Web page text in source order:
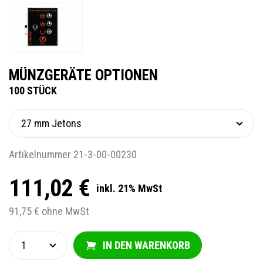
MÜNZGERÄTE OPTIONEN
100 STÜCK
Artikelnummer 21-3-00-00230
111,02 €
inkl. 21% MwSt
91,75 € ohne MwSt
IN DEN WARENKORB